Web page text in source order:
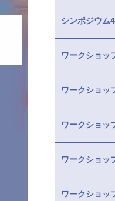
シンポジウム4
ワークショッ
ワークショッ
ワークショッ
ワークショッ
ワークショッ